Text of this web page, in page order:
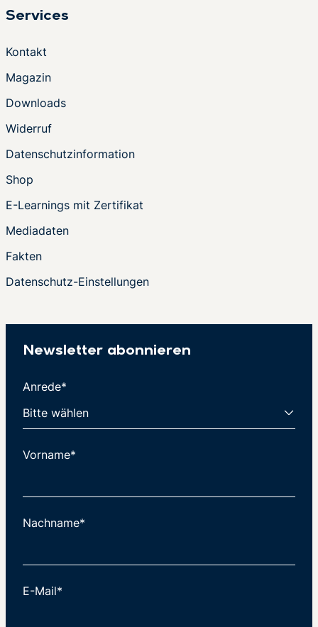
Services
Kontakt
Magazin
Downloads
Widerruf
Datenschutzinformation
Shop
E-Learnings mit Zertifikat
Mediadaten
Fakten
Datenschutz-Einstellungen
Newsletter abonnieren
Anrede*
Vorname*
Nachname*
E-Mail*